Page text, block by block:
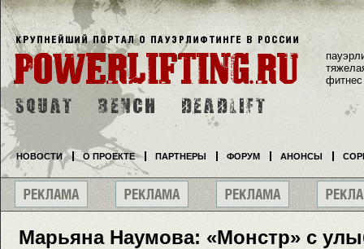
Марьяна Наумова: «Монстр» с
фитнес
НОВОСТИ О ПРОЕКТЕ ПАРТНЕРЫ ФОРУМ АНОНСЫ